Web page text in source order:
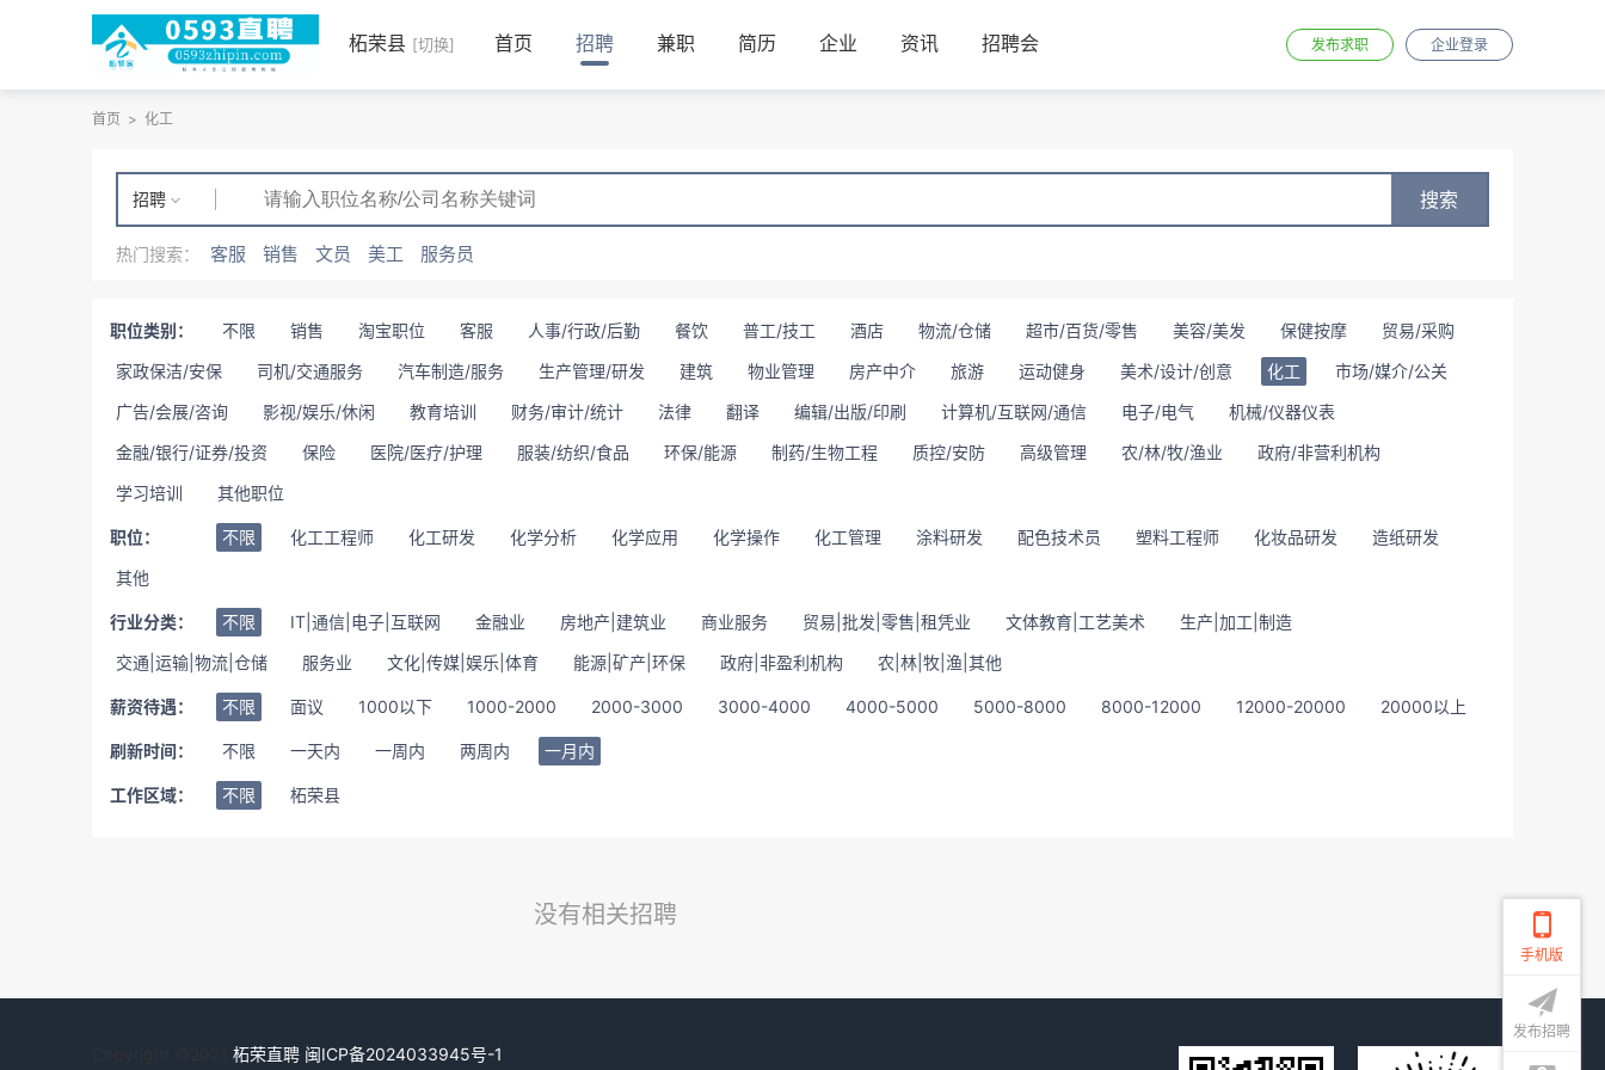
柘荣县 [切换] 首页 招聘 兼职 简历 企业 资讯 招聘会 发布求职 企业登录
首页 > 化工
招聘 搜索
热门搜索： 客服 销售 文员 美工 服务员
职位类别： 不限 销售 淘宝职位 客服 人事/行政/后勤 餐饮 普工/技工 酒店 物流/仓储 超市/百货/零售 美容/美发 保健按摩
贸易/采购
家政保洁/安保
司机/交通服务 汽车制造/服务 生产管理/研发 建筑 物业管理 房产中介 旅游 运动健身 美术/设计/创意 化工
市场/媒介/公关
广告/会展/咨询
影视/娱乐/休闲 教育培训 财务/审计/统计 法律 翻译 编辑/出版/印刷 计算机/互联网/通信 电子/电气
机械/仪器仪表
金融/银行/证券/投资
保险 医院/医疗/护理 服装/纺织/食品 环保/能源 制药/生物工程 质控/安防 高级管理 农/林/牧/渔业
政府/非营利机构
学习培训
其他职位
职位： 不限 化工工程师 化工研发 化学分析 化学应用 化学操作 化工管理 涂料研发 配色技术员 塑料工程师 化妆品研发
造纸研发
其他
行业分类： 不限 IT|通信|电子|互联网 金融业 房地产|建筑业 商业服务 贸易|批发|零售|租凭业 文体教育|工艺美术
生产|加工|制造
交通|运输|物流|仓储
服务业 文化|传媒|娱乐|体育 能源|矿产|环保 政府|非盈利机构 农|林|牧|渔|其他
薪资待遇： 不限 面议 1000以下 1000-2000 2000-3000 3000-4000 4000-5000 5000-8000 8000-12000 12000-20000 20000以上
刷新时间： 不限 一天内 一周内 两周内 一月内
工作区域： 不限 柘荣县
没有相关招聘
柘荣直聘 闽ICP备2024033945号-1
手机版
发布招聘